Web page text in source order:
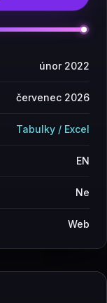
únor 2022
červenec 2026
Tabulky / Excel
EN
Ne
Web